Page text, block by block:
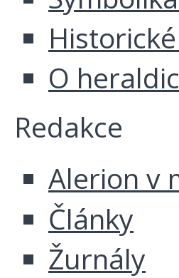
O
Redakce
Alerion v
Články
Žurnály